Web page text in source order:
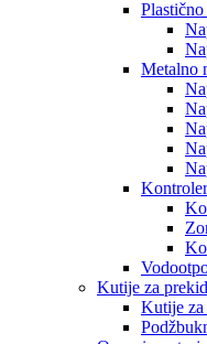
Metalno
Kutije za
Kutije